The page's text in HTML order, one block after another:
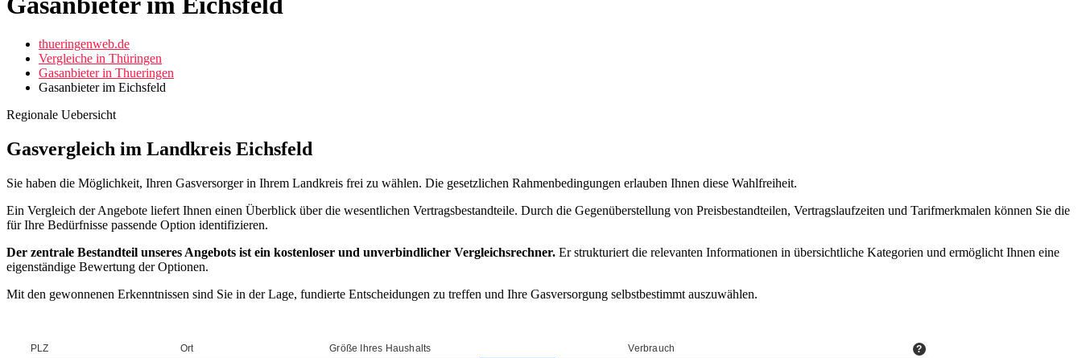
thueringenweb.de
Vergleiche in Thüringen
Gasanbieter in Thueringen
Gasanbieter im Eichsfeld
Regionale Uebersicht
Gasvergleich im Landkreis Eichsfeld
Sie haben die Möglichkeit, Ihren Gasversorger in Ihrem Landkreis frei zu wählen. Die gesetzlichen Rahmenbedingungen erlauben Ihnen diese Wahlfreiheit.
Ein Vergleich der Angebote liefert Ihnen einen Überblick über die wesentlichen Vertragsbestandteile. Durch die Gegenüberstellung von Preisbestandteilen, Vertragslaufzeiten und Tarifmerkmalen können Sie die
für Ihre Bedürfnisse passende Option identifizieren.
Der zentrale Bestandteil unseres Angebots ist ein kostenloser und unverbindlicher Vergleichsrechner. Er strukturiert die relevanten Informationen in übersichtliche Kategorien und ermöglicht Ihnen eine
eigenständige Bewertung der Optionen.
Mit den gewonnenen Erkenntnissen sind Sie in der Lage, fundierte Entscheidungen zu treffen und Ihre Gasversorgung selbstbestimmt auszuwählen.